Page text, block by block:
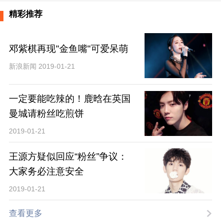
精彩推荐
邓紫棋再现"金鱼嘴"可爱呆萌
新浪新闻 2019-01-21
一定要能吃辣的！鹿晗在英国
曼城请粉丝吃煎饼
2019-01-21
王源方疑似回应“粉丝”争议：
大家务必注意安全
2019-01-21
查看更多